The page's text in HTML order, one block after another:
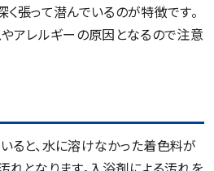
張って潜んでいるのが特徴です。
やアレルギーの原因となるので注意
ると、水に溶けなかった着色料が